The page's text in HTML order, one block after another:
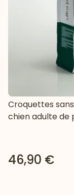
Croquettes
chien adulte de
46,90 €